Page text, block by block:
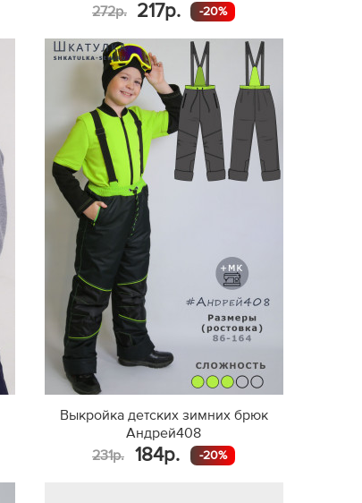
272р.
217р. -20%
Выкройка детских зимних брюк
Андрей408
231р.
184р. -20%